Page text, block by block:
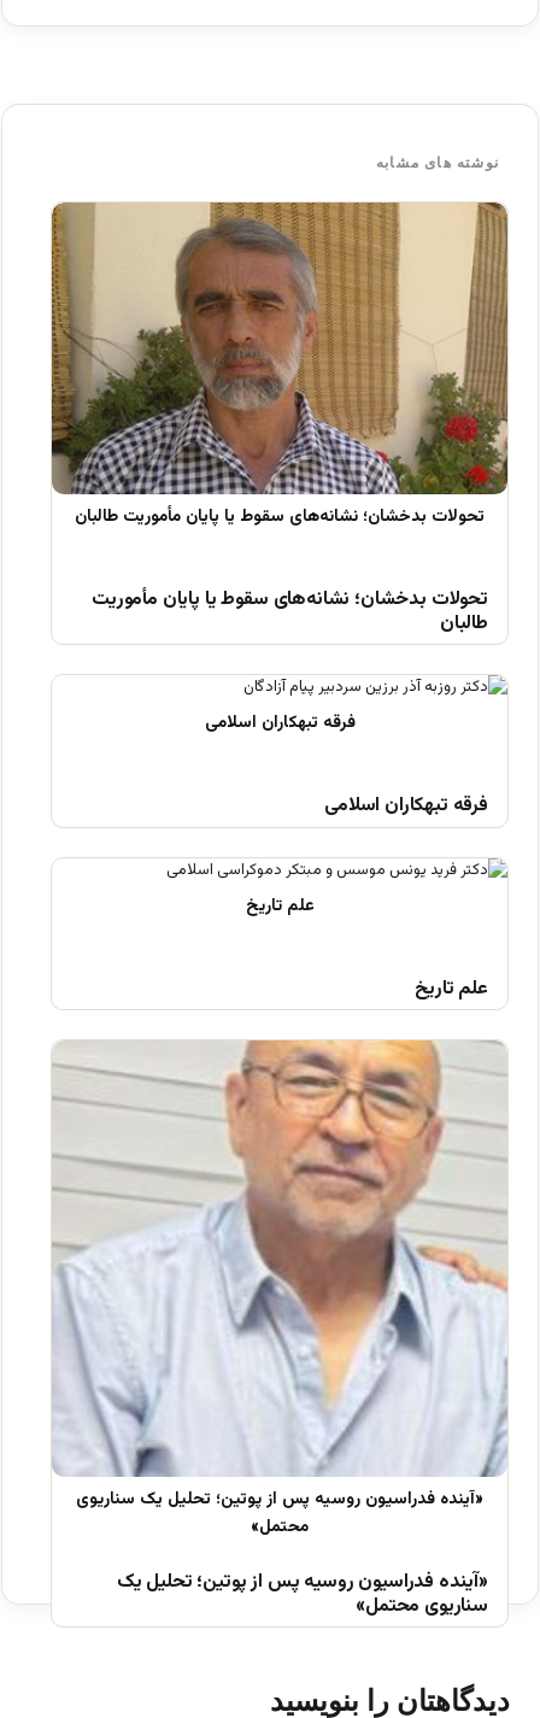
نوشته های مشابه
تحولات بدخشان؛ نشانه‌های سقوط یا پایان مأموریت
طالبان
فرقه تبهکاران اسلامی
علم تاریخ
«آینده فدراسیون روسیه پس از پوتین؛ تحلیل یک
سناریوی محتمل»
دیدگاهتان را بنویسید